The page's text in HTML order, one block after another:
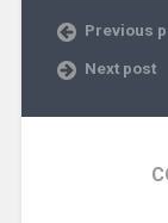
Previous
Next post